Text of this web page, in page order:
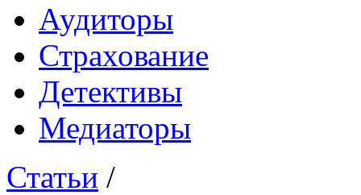
Аудиторы
Страхование
Детективы
Медиаторы
Статьи /